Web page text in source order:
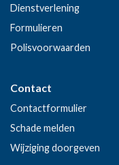
Dienstverlening
Formulieren
Polisvoorwaarden
Contact
Contactformulier
Schade melden
Wijziging doorgeven